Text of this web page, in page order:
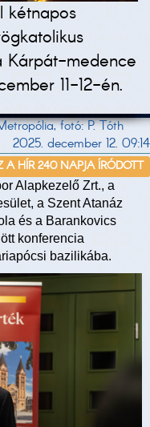
Kárpát-medence
11-12-én.
fotó: P. Tóth
2025. december 12. 09:14
A HÍR 240 NAPJA ÍRÓDOTT
Alapkezelő Zrt., a
a Szent Atanáz
és a Barankovics
konferencia
bazilikába.